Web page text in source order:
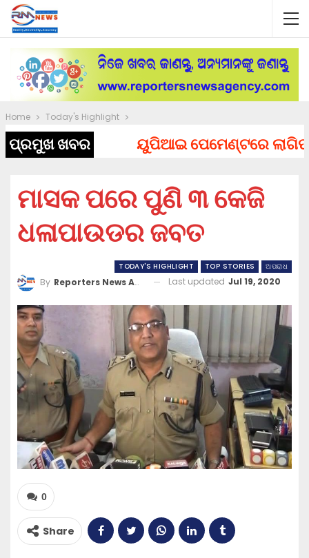
Home Today's Highlight
ପ୍ରମୁଖ ଖବର ୟୁପିଆଇ ପେମେଣ୍ଟରେ
ମାସକ ପରେ ପୁଣି ୩ କେଜି
ଧଳାପାଉଡର ଜବତ
TODAY'S HIGHLIGHT TOP STORIES ଅପରାଧ
By Reporters News Agency Last updated Jul 19, 2020
0
Share